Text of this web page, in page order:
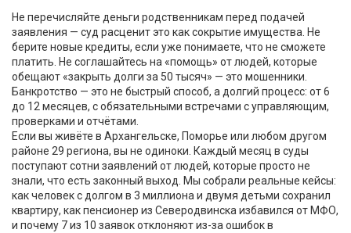
Не перечисляйте деньги родственникам перед подачей
заявления — суд расценит это как сокрытие имущества. Не
берите новые кредиты, если уже понимаете, что не сможете
платить. Не соглашайтесь на «помощь» от людей, которые
обещают «закрыть долги за 50 тысяч» — это мошенники.
Банкротство — это не быстрый способ, а долгий процесс: от 6
до 12 месяцев, с обязательными встречами с управляющим,
проверками и отчётами.
Если вы живёте в Архангельске, Поморье или любом другом
районе 29 региона, вы не одиноки. Каждый месяц в суды
поступают сотни заявлений от людей, которые просто не
знали, что есть законный выход. Мы собрали реальные кейсы:
как человек с долгом в 3 миллиона и двумя детьми сохранил
квартиру, как пенсионер из Северодвинска избавился от МФО,
и почему 7 из 10 заявок отклоняют из-за ошибок в